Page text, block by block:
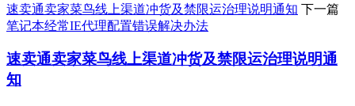
速卖通卖家菜鸟线上渠道冲货及禁限运治理说明通知 下一篇
笔记本经常IE代理配置错误解决办法
速卖通卖家菜鸟线上渠道冲货及禁限运治理说明通
知